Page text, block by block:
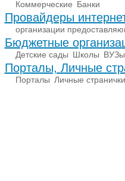
Коммерческие Банки
Провайдеры
организации
Бюджетные
Детские сады Школы ВУЗы
Порталы, Личные
Порталы Личные странички